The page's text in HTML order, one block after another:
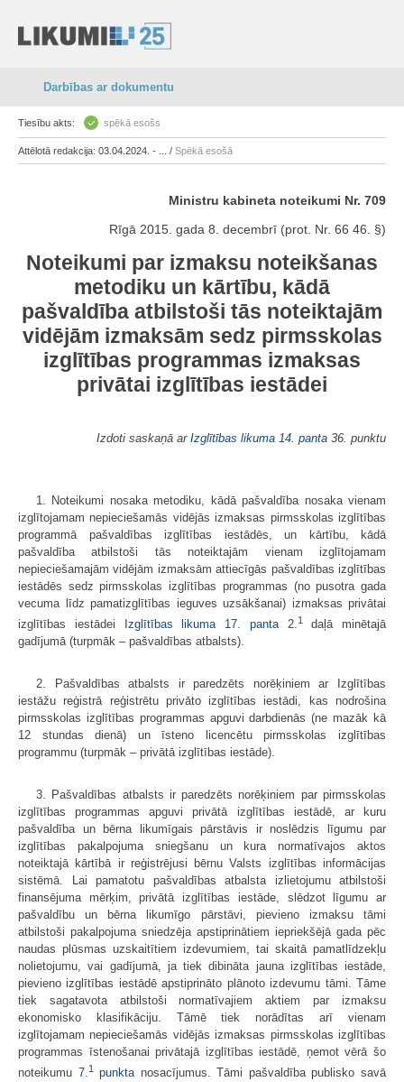
Darbības ar dokumentu
Tiesību akts: spēkā esošs
Attēlotā redakcija: 03.04.2024. - ... / Spēkā esošā
Ministru kabineta noteikumi Nr. 709
Rīgā 2015. gada 8. decembrī (prot. Nr. 66 46. §)
Noteikumi par izmaksu noteikšanas
metodiku un kārtību, kādā
pašvaldība atbilstoši tās noteiktajām
vidējām izmaksām sedz pirmsskolas
izglītības programmas izmaksas
privātai izglītības iestādei
Izdoti saskaņā ar Izglītības likuma 14. panta 36. punktu
1. Noteikumi nosaka metodiku, kādā pašvaldība nosaka vienam
izglītojamam nepieciešamās vidējās izmaksas pirmsskolas izglītības
programmā pašvaldības izglītības iestādēs, un kārtību, kādā
pašvaldība atbilstoši tās noteiktajām vienam izglītojamam
nepieciešamajām vidējām izmaksām attiecīgās pašvaldības izglītības
iestādēs sedz pirmsskolas izglītības programmas (no pusotra gada
vecuma līdz pamatizglītības ieguves uzsākšanai) izmaksas privātai
izglītības iestādei
Izglītības likuma 17. panta2. 1daļā minētajā
gadījumā (turpmāk – pašvaldības atbalsts).
2. Pašvaldības atbalsts ir paredzēts norēķiniem ar Izglītības
iestāžu reģistrā reģistrētu privāto izglītības iestādi, kas nodrošina
pirmsskolas izglītības programmas apguvi darbdienās (ne mazāk kā
12 stundas dienā) un īsteno licencētu pirmsskolas izglītības
programmu (turpmāk – privātā izglītības iestāde).
3. Pašvaldības atbalsts ir paredzēts norēķiniem par pirmsskolas
izglītības programmas apguvi privātā izglītības iestādē, ar kuru
pašvaldība un bērna likumīgais pārstāvis ir noslēdzis līgumu par
izglītības pakalpojuma sniegšanu un kura normatīvajos aktos
noteiktajā kārtībā ir reģistrējusi bērnu Valsts izglītības informācijas
sistēmā. Lai pamatotu pašvaldības atbalsta izlietojumu atbilstoši
finansējuma mērķim, privātā izglītības iestāde, slēdzot līgumu ar
pašvaldību un bērna likumīgo pārstāvi, pievieno izmaksu tāmi
atbilstoši pakalpojuma sniedzēja apstiprinātiem iepriekšējā gada pēc
naudas plūsmas uzskaitītiem izdevumiem, tai skaitā pamatlīdzekļu
nolietojumu, vai gadījumā, ja tiek dibināta jauna izglītības iestāde,
pievieno izglītības iestādē apstiprināto plānoto izdevumu tāmi. Tāme
tiek sagatavota atbilstoši normatīvajiem aktiem par izmaksu
ekonomisko klasifikāciju. Tāmē tiek norādītas arī vienam
izglītojamam nepieciešamās vidējās izmaksas pirmsskolas izglītības
programmas īstenošanai privātajā izglītības iestādē, ņemot vērā šo
noteikumu 7.1punktanosacījumus. Tāmi pašvaldība publisko savā